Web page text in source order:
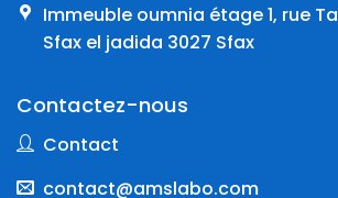
Immeuble oumnia étage 1, rue
Sfax el jadida 3027 Sfax
Contactez-nous
Contact
contact@amslabo.com